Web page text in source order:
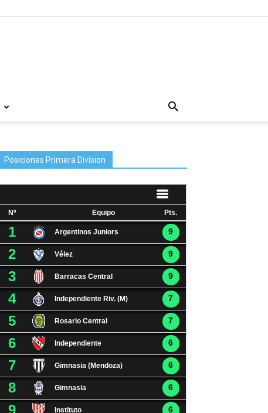
Posiciones Primera Division